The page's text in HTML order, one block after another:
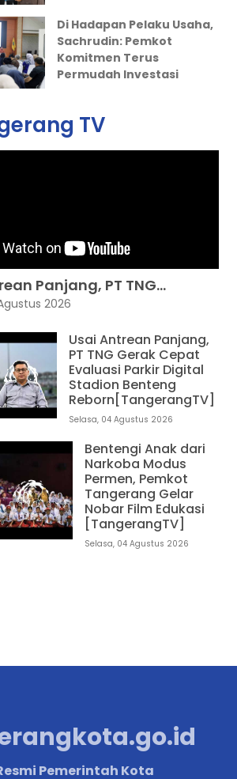
Di Hadapan Pelaku Usaha,
Sachrudin: Pemkot
Komitmen Terus
Permudah Investasi
TV
Panjang, PT TNG...
2026
Usai Antrean Panjang,
PT TNG Gerak Cepat
Evaluasi Parkir Digital
Stadion Benteng
Reborn[TangerangTV]
Selasa, 04 Agustus 2026
Bentengi Anak dari
Narkoba Modus
Permen, Pemkot
Tangerang Gelar
Nobar Film Edukasi
[TangerangTV]
Selasa, 04 Agustus 2026
Pemerintah Kota